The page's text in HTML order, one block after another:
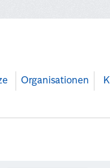
Organisationen